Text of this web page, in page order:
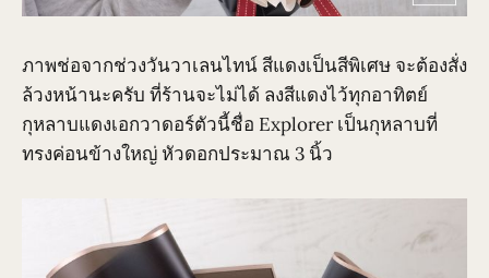
ภาพช่อจากช่วงวันวาเลนไทน์ สีแดงเป็นสีพิเศษ จะต้องสั่ง
ล้วงหน้านะครับ ที่ร้านจะไม่ได้ ลงสีแดงไว้ทุกอาทิตย์
กุหลาบแดงเอกวาดอร์ตัวนี้ชื่อ Explorer เป็นกุหลาบที่
ทรงค่อนข้างใหญ่ หัวดอกประมาณ 3 นิ้ว